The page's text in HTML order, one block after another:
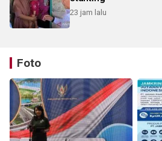
23 jam lalu
Foto